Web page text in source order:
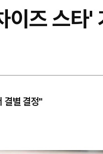
즈 스타'
결별 결정"